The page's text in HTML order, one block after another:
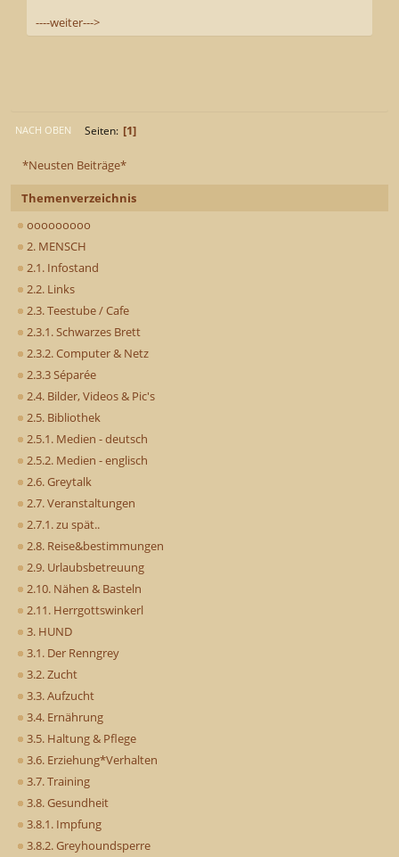
*Neusten Beiträge*
Themenverzeichnis
ooooooooo
2. MENSCH
2.1. Infostand
2.2. Links
2.3. Teestube / Cafe
2.3.1. Schwarzes Brett
2.3.2. Computer & Netz
2.3.3 Séparée
2.4. Bilder, Videos & Pic's
2.5. Bibliothek
2.5.1. Medien - deutsch
2.5.2. Medien - englisch
2.6. Greytalk
2.7. Veranstaltungen
2.7.1. zu spät..
2.8. Reise&bestimmungen
2.9. Urlaubsbetreuung
2.10. Nähen & Basteln
2.11. Herrgottswinkerl
3. HUND
3.1. Der Renngrey
3.2. Zucht
3.3. Aufzucht
3.4. Ernährung
3.5. Haltung & Pflege
3.6. Erziehung*Verhalten
3.7. Training
3.8. Gesundheit
3.8.1. Impfung
3.8.2. Greyhoundsperre
----weiter--->
NACH OBEN Seiten 1